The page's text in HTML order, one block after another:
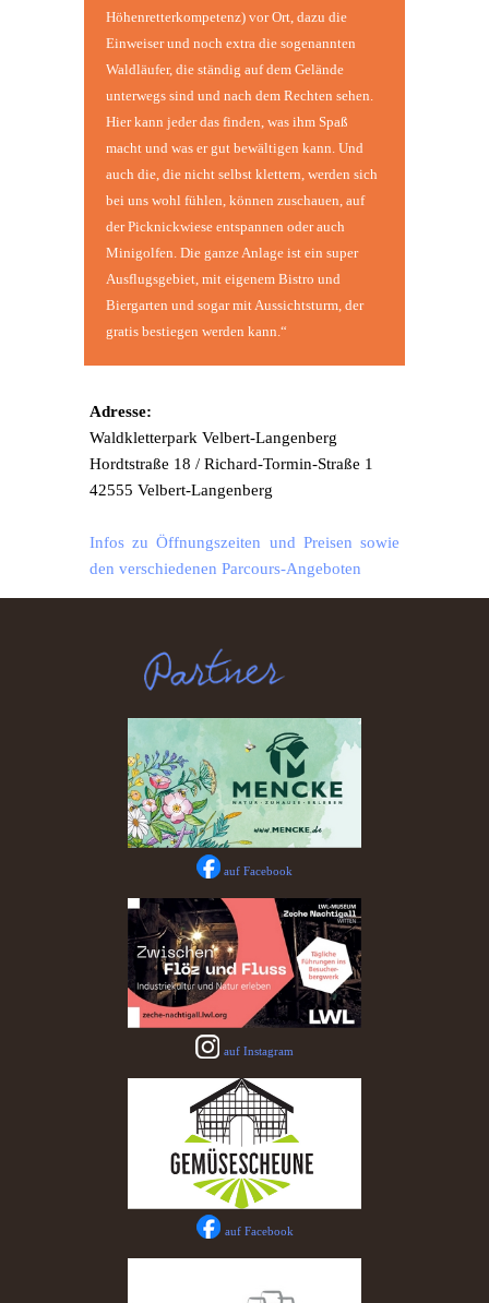
Höhenretterkompetenz) vor Ort, dazu die
Einweiser und noch extra die sogenannten
Waldläufer, die ständig auf dem Gelände
unterwegs sind und nach dem Rechten sehen.
Hier kann jeder das finden, was ihm Spaß
macht und was er gut bewältigen kann. Und
auch die, die nicht selbst klettern, werden sich
bei uns wohl fühlen, können zuschauen, auf
der Picknickwiese entspannen oder auch
Minigolfen.Die ganze Anlage ist ein super
Ausflugsgebiet, mit eigenem Bistro und
Biergarten und sogar mit Aussichtsturm, der
gratis bestiegen werden kann.“
Adresse:
Waldkletterpark Velbert-Langenberg
Hordtstraße 18 / Richard-Tormin-Straße 1
42555 Velbert-Langenberg
Infos zu Öffnungszeiten und Preisen sowie
den verschiedenen Parcours-Angeboten
auf Instagram
auf Facebook
auf Facebook